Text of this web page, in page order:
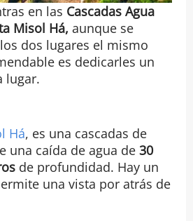
en las Cascadas Agua
Misol Há, aunque se
dos lugares el mismo
es dedicarles un
lugar.
Há, es una cascadas de
una caída de agua de 30
de profundidad. Hay un
una vista por atrás de